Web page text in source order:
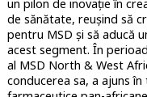
un pilon de inovație în
de sănătate, reușind să
pentru MSD și să aducă
acest segment. În
al MSD North & West
conducerea sa, a ajuns